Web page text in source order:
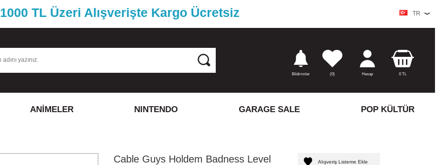
1000 TL Üzeri Alışverişte Kargo Ücretsiz TR
Bildirimler (0) Hesap 0TL
ANİMELER NINTENDO GARAGE SALE POP KÜLTÜR
Cable Guys Holdem Badness Level
Alışveriş Listeme Ekle